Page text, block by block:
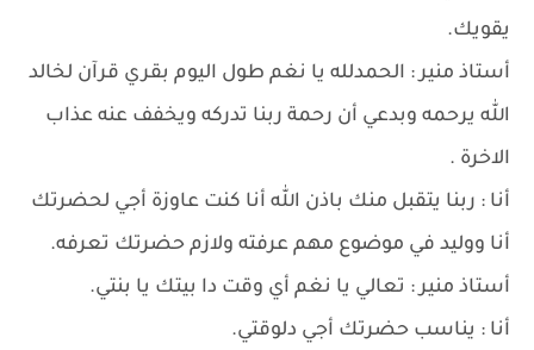
يقويك.
أستاذ منير : الحمدلله يا نغم طول اليوم بقري قرآن لخالد
الله يرحمه وبدعي أن رحمة ربنا تدركه ويخفف عنه عذاب
الاخرة .
أنا : ربنا يتقبل منك باذن الله أنا كنت عاوزة أجي لحضرتك
أنا ووليد في موضوع مهم عرفته ولازم حضرتك تعرفه.
أستاذ منير : تعالي يا نغم أي وقت دا بيتك يا بنتي.
أنا : يناسب حضرتك أجي دلوقتي.